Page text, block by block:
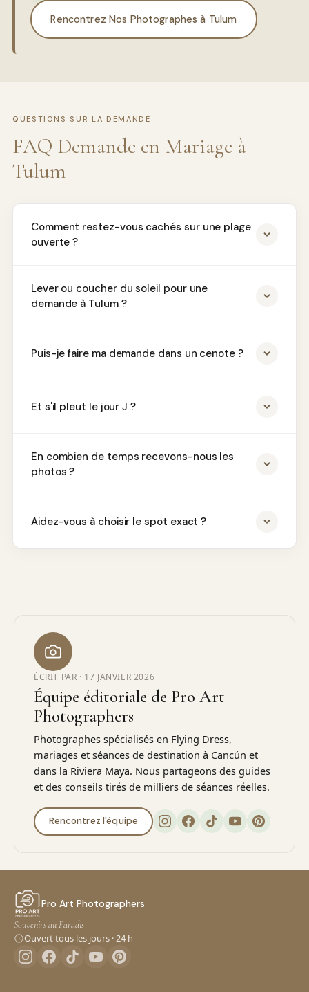
Rencontrez Nos Photographes à Tulum
QUESTIONS SUR LA DEMANDE
FAQ Demande en Mariage à
Tulum
Comment restez-vous cachés sur une plage
ouverte ?
Lever ou coucher du soleil pour une
demande à Tulum ?
Puis-je faire ma demande dans un cenote ?
Et s'il pleut le jour J ?
En combien de temps recevons-nous les
photos ?
Aidez-vous à choisir le spot exact ?
ÉCRIT PAR · 17 JANVIER 2026
Équipe éditoriale de Pro Art
Photographers
Photographes spécialisés en Flying Dress,
mariages et séances de destination à Cancún et
dans la Riviera Maya. Nous partageons des guides
et des conseils tirés de milliers de séances réelles.
Rencontrez l'équipe
Pro Art Photographers
Souvenirs au Paradis
Ouvert tous les jours · 24 h